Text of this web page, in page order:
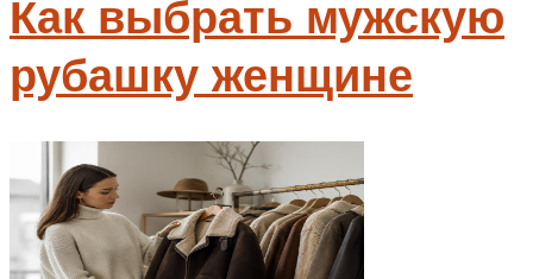
Как выбрать мужскую
рубашку женщине